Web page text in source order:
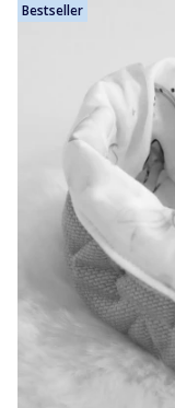
Bestseller